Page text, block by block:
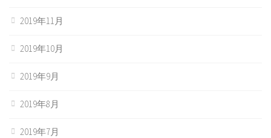
2019年11月
2019年10月
2019年9月
2019年8月
2019年7月